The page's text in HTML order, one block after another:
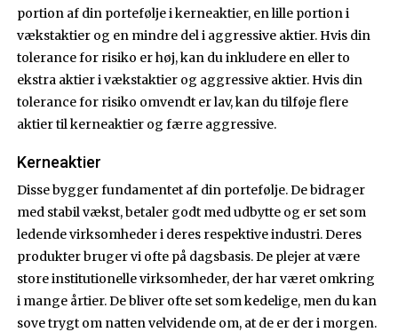
portion af din portefølje i kerneaktier, en lille portion i
vækstaktier og en mindre del i aggressive aktier. Hvis din
tolerance for risiko er høj, kan du inkludere en eller to
ekstra aktier i vækstaktier og aggressive aktier. Hvis din
tolerance for risiko omvendt er lav, kan du tilføje flere
aktier til kerneaktier og færre aggressive.
Kerneaktier
Disse bygger fundamentet af din portefølje. De bidrager
med stabil vækst, betaler godt med udbytte og er set som
ledende virksomheder i deres respektive industri. Deres
produkter bruger vi ofte på dagsbasis. De plejer at være
store institutionelle virksomheder, der har været omkring
i mange årtier. De bliver ofte set som kedelige, men du kan
sove trygt om natten velvidende om, at de er der i morgen.